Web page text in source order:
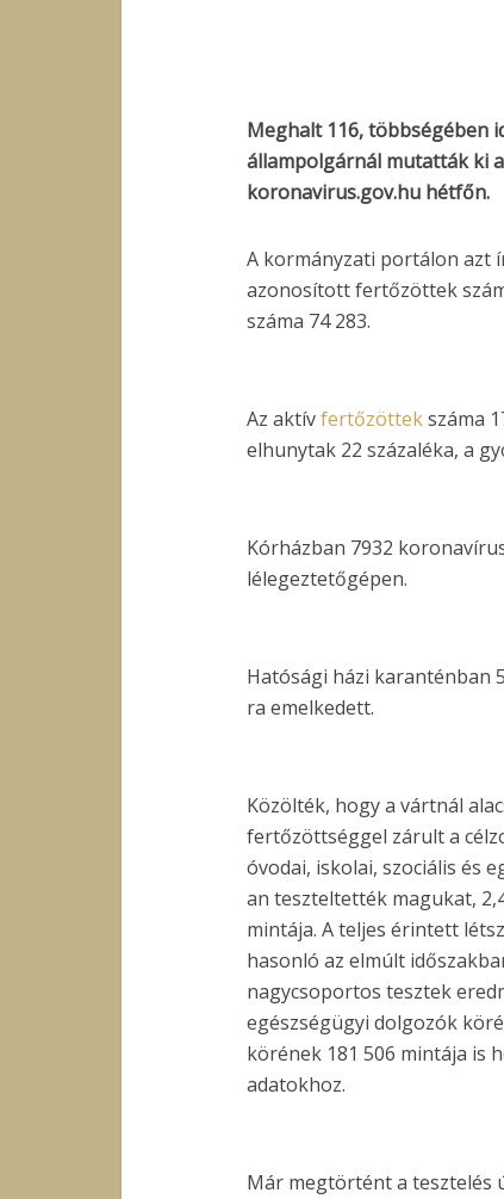
Meghalt 116, többségében
állampolgárnál mutatták ki a
koronavirus.gov.hu hétfőn.
A kormányzati portálon azt
azonosított fertőzöttek
száma 74 283.
Az aktívfertőzöttekszáma
elhunytak 22 százaléka, a
Kórházban 7932
lélegeztetőgépen.
Hatósági házi karanténban
ra emelkedett.
Közölték, hogy a vártnál
fertőzöttséggel zárult a
óvodai, iskolai, szociális és
an teszteltették magukat,
mintája. A teljes érintett
hasonló az elmúlt
nagycsoportos tesztek
egészségügyi dolgozók
körének 181 506 mintája is
adatokhoz.
Már megtörtént a tesztelés